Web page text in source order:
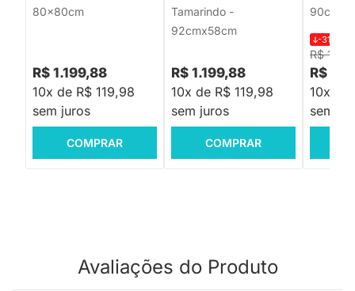
80x80cm
R$ 1.199,88
10x de R$ 119,98
sem juros
COMPRAR
Tamarindo -
92cmx58cm
R$ 1.199,88
10x de R$ 119,98
sem juros
COMPRAR
90cm
R$
-31%
R$
10x de
sem
Avaliações do Produto